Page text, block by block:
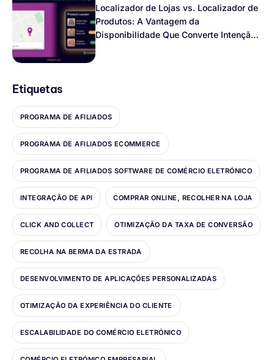
Localizador de Lojas vs. Localizador de
Produtos: A Vantagem da
Disponibilidade Que Converte Intenção
Etiquetas
PROGRAMA DE AFILIADOS
PROGRAMA DE AFILIADOS ECOMMERCE
PROGRAMA DE AFILIADOS SOFTWARE DE COMÉRCIO ELETRÓNICO
INTEGRAÇÃO DE API COMPRAR ONLINE, RECOLHER NA LOJA
CLICK AND COLLECT OTIMIZAÇÃO DA TAXA DE CONVERSÃO
RECOLHA NA BERMA DA ESTRADA
DESENVOLVIMENTO DE APLICAÇÕES PERSONALIZADAS
OTIMIZAÇÃO DA EXPERIÊNCIA DO CLIENTE
ESCALABILIDADE DO COMÉRCIO ELETRÓNICO